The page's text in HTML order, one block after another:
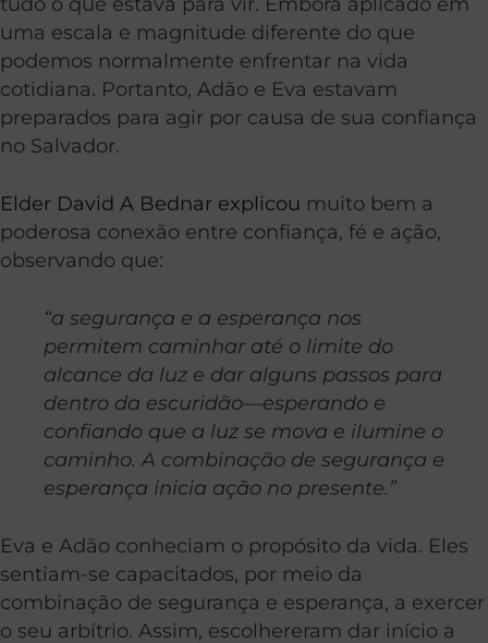
uma escala e magnitude diferente do que
podemos normalmente enfrentar na vida
cotidiana. Portanto, Adão e Eva estavam
preparados para agir por causa de sua confiança
no Salvador.
Elder David A Bednar explicou muito bem a
poderosa conexão entre confiança, fé e ação,
observando que:
“a segurança e a esperança nos
permitem caminhar até o limite do
alcance da luz e dar alguns passos para
dentro da escuridão—esperando e
confiando que a luz se mova e ilumine o
caminho. A combinação de segurança e
esperança inicia ação no presente.”
Eva e Adão conheciam o propósito da vida. Eles
sentiam-se capacitados, por meio da
combinação de segurança e esperança, a exercer
o seu arbítrio. Assim, escolhereram dar início a